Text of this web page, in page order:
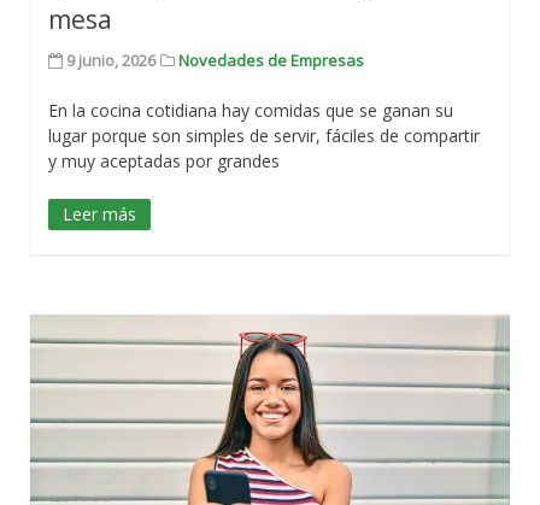
mesa
9 junio, 2026 Novedades de Empresas
En la cocina cotidiana hay comidas que se ganan su
lugar porque son simples de servir, fáciles de compartir
y muy aceptadas por grandes
Leer más